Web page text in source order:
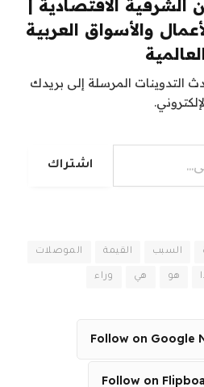
الشرقية الاقتصادية |
والأسواق العربية
المرسلة إلى بريدك
اشتراك
السبب القيمة الموصلات
هو هي وراء
Follow on Google
Follow on